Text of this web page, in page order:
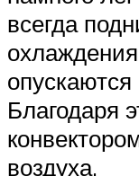
всегда
Благодаря
воздуха.